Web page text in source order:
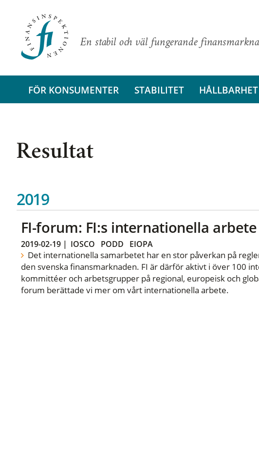
En stabil och väl fungerande
FÖR KONSUMENTER STABILITET HÅLLBARHET
Resultat
2019
FI-forum: FI:s internationella arbete
2019-02-19| IOSCO PODD EIOPA
Det internationella samarbetet har en stor påverkan på
den svenska finansmarknaden. FI är därför aktivt i över 100
kommittéer och arbetsgrupper på regional, europeisk och
forum berättade vi mer om vårt internationella arbete.